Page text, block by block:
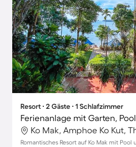
Resort ∙ 2 Gäste ∙ 1 Schlafzimmer
Ko Mak, Amphoe Ko Kut,
Romantisches Resort auf Ko Mak mit